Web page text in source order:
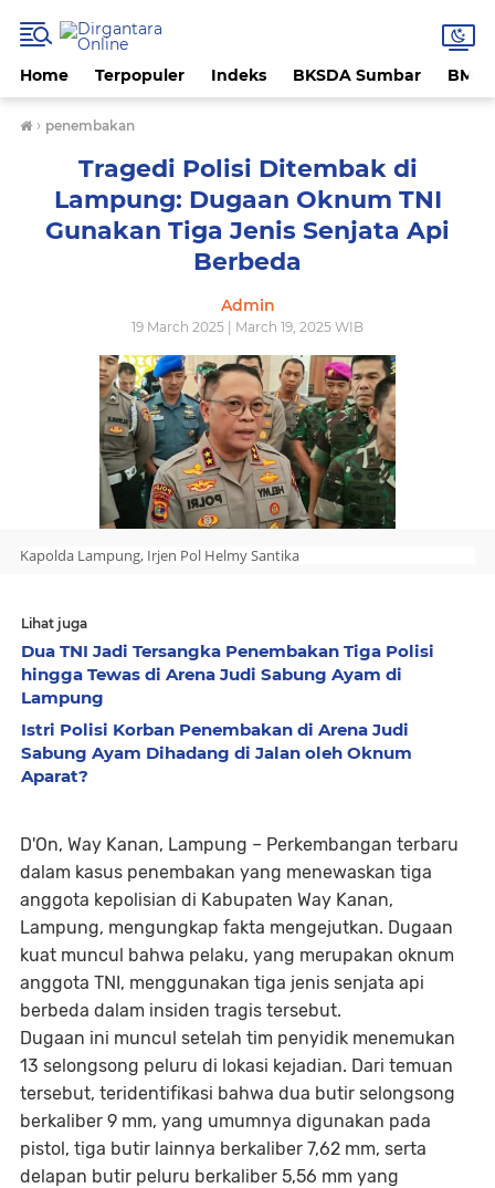
Home Terpopuler Indeks BKSDA Sumbar
› penembakan
Tragedi Polisi Ditembak di
Lampung: Dugaan Oknum TNI
Gunakan Tiga Jenis Senjata Api
Berbeda
Admin
19 March 2025 | March 19, 2025 WIB
Kapolda Lampung, Irjen Pol Helmy Santika
Lihat juga
Dua TNI Jadi Tersangka Penembakan Tiga Polisi
hingga Tewas di Arena Judi Sabung Ayam di
Lampung
Istri Polisi Korban Penembakan di Arena Judi
Sabung Ayam Dihadang di Jalan oleh Oknum
Aparat?
D'On, Way Kanan, Lampung – Perkembangan terbaru
dalam kasus penembakan yang menewaskan tiga
anggota kepolisian di Kabupaten Way Kanan,
Lampung, mengungkap fakta mengejutkan. Dugaan
kuat muncul bahwa pelaku, yang merupakan oknum
anggota TNI, menggunakan tiga jenis senjata api
berbeda dalam insiden tragis tersebut.
Dugaan ini muncul setelah tim penyidik menemukan
13 selongsong peluru di lokasi kejadian. Dari temuan
tersebut, teridentifikasi bahwa dua butir selongsong
berkaliber 9 mm, yang umumnya digunakan pada
pistol, tiga butir lainnya berkaliber 7,62 mm, serta
delapan butir peluru berkaliber 5,56 mm yang